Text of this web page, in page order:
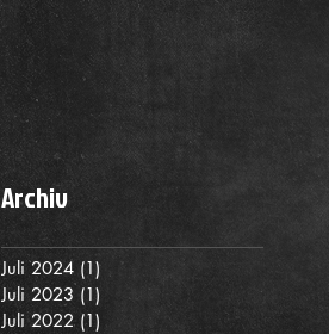
Archiv
Juli 2024 (1)1 Beitrag
Juli 2023 (1) 1 Beitrag
Juli 2022 (1)